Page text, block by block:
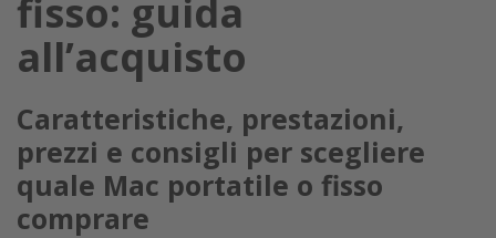
fisso: guida
all’acquisto
Caratteristiche, prestazioni,
prezzi e consigli per scegliere
quale Mac portatile o fisso
comprare